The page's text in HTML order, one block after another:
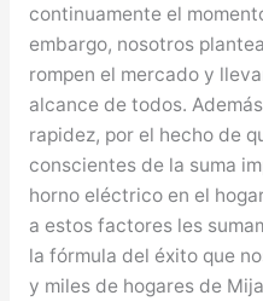
continuamente el
embargo, nosotros
rompen el mercado y
alcance de todos.
rapidez, por el hecho de
conscientes de la suma
horno eléctrico en el
a estos factores les
la fórmula del éxito que
y miles de hogares de